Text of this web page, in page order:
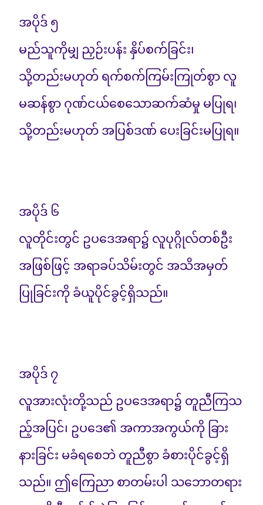
အပိုဒ် ၅
မည်သူကိုမျှ ညှဉ်းပန်း နှိပ်စက်ခြင်း၊
သို့တည်းမဟုတ် ရက်စက်ကြမ်းကြုတ်စွာ လူ
မဆန်စွာ ဂုဏ်ငယ်စေသောဆက်ဆံမှု မပြုရ၊
သို့တည်းမဟုတ် အပြစ်ဒဏ် ပေးခြင်းမပြုရ။
အပိုဒ် ၆
လူတိုင်းတွင် ဥပဒေအရာ၌ လူပုဂ္ဂိုလ်တစ်ဦး
အဖြစ်ဖြင့် အရာခပ်သိမ်းတွင် အသိအမှတ်
ပြုခြင်းကို ခံယူပိုင်ခွင့်ရှိသည်။
အပိုဒ် ၇
လူအားလုံးတို့သည် ဥပဒေအရာ၌ တူညီကြသ
ည့်အပြင်၊ ဥပဒေ၏ အကာအကွယ်ကို ခြား
နားခြင်း မခံရစေဘဲ တူညီစွာ ခံစားပိုင်ခွင့်ရှိ
သည်။ ဤကြေညာ စာတမ်းပါ သဘောတရား